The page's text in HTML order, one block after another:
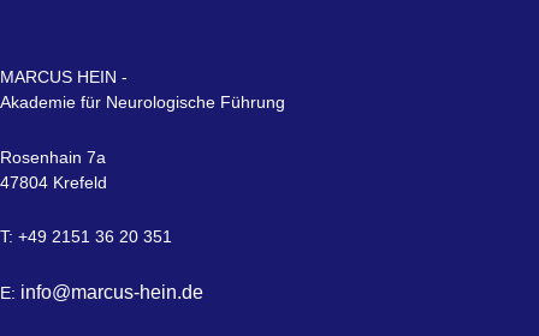
MARCUS HEIN -
Akademie für Neurologische Führung
Rosenhain 7a
47804 Krefeld
T: +49 2151 36 20 351
E: info@marcus-hein.de